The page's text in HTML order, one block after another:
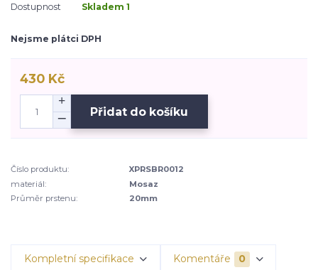
Dostupnost Skladem 1
Nejsme plátci DPH
430 Kč
Přidat do košíku
Číslo produktu:
XPRSBR0012
materiál:
Mosaz
Průměr prstenu:
20mm
Kompletní specifikace Komentáře 0